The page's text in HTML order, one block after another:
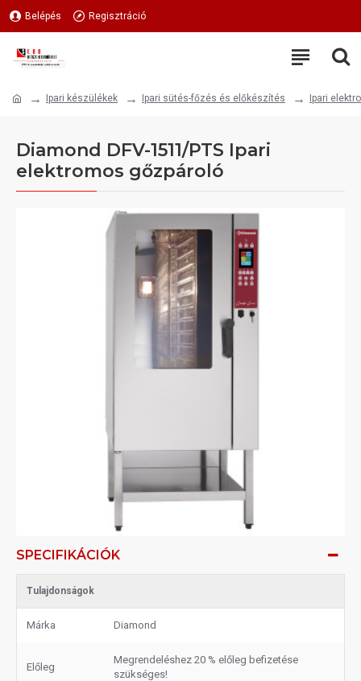
Belépés Regisztráció
Ipari készülékek Ipari sütés-főzés és előkészítés Ipari
Diamond DFV-1511/PTS Ipari
elektromos gőzpároló
SPECIFIKÁCIÓK
Tulajdonságok
Márka Diamond
Előleg
Megrendeléshez 20 % előleg befizetése
szükséges!